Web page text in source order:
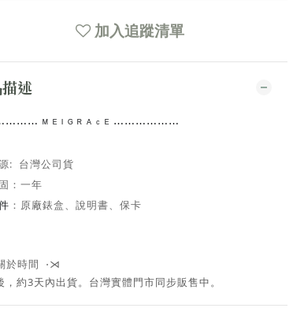
加入追蹤清單
述
ᴹ ᴱ ᴵ ᴳ ᴿ ᴬ ᶜ ᴱ ⋯⋯⋯⋯ ⋯⋯
: 台灣公司貨
：一年
：原廠錶盒、說明書、保卡
於時間 ⋅⋊
，約3天內出貨。台灣實體門市同步販售中。